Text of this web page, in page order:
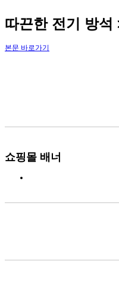
따끈한 전기 방석
본문 바로가기
쇼핑몰 배너